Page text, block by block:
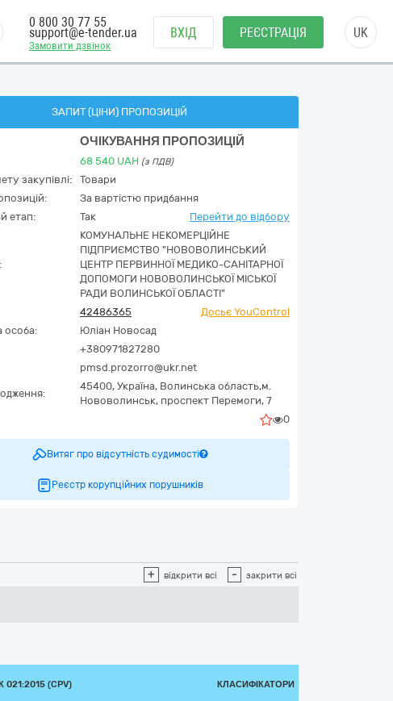
Замовити дзвінок
0 800 30 77 55
support@e-tender.ua ВХІД РЕЄСТРАЦІЯ UK
ЗАПИТ (ЦІНИ) ПРОПОЗИЦІЙ
ОЧІКУВАННЯ ПРОПОЗИЦІЙ
68 540 UAH (з ПДВ)
закупівлі:
Товари
За вартістю придбання
етап:
Так Перейти до відбору
КОМУНАЛЬНЕ НЕКОМЕРЦІЙНЕ
ПІДПРИЄМСТВО "НОВОВОЛИНСЬКИЙ
ЦЕНТР ПЕРВИННОЇ МЕДИКО-САНІТАРНОЇ
ДОПОМОГИ НОВОВОЛИНСЬКОЇ МІСЬКОЇ
РАДИ ВОЛИНСЬКОЇ ОБЛАСТІ"
42486365
Досьє YouControl
особа:
Юліан Новосад
+380971827280
pmsd.prozorro@ukr.net
45400, Україна, Волинська область,м.
Нововолинськ, проспект Перемоги, 7
0
Витяг про відсутність судимості
Реєстр корупційних порушників
+ відкрити всі - закрити всі
(CPV) КЛАСИФІКАТОРИ